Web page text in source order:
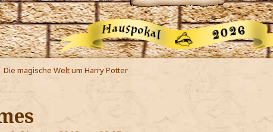
Die magische Welt um Harry Potter